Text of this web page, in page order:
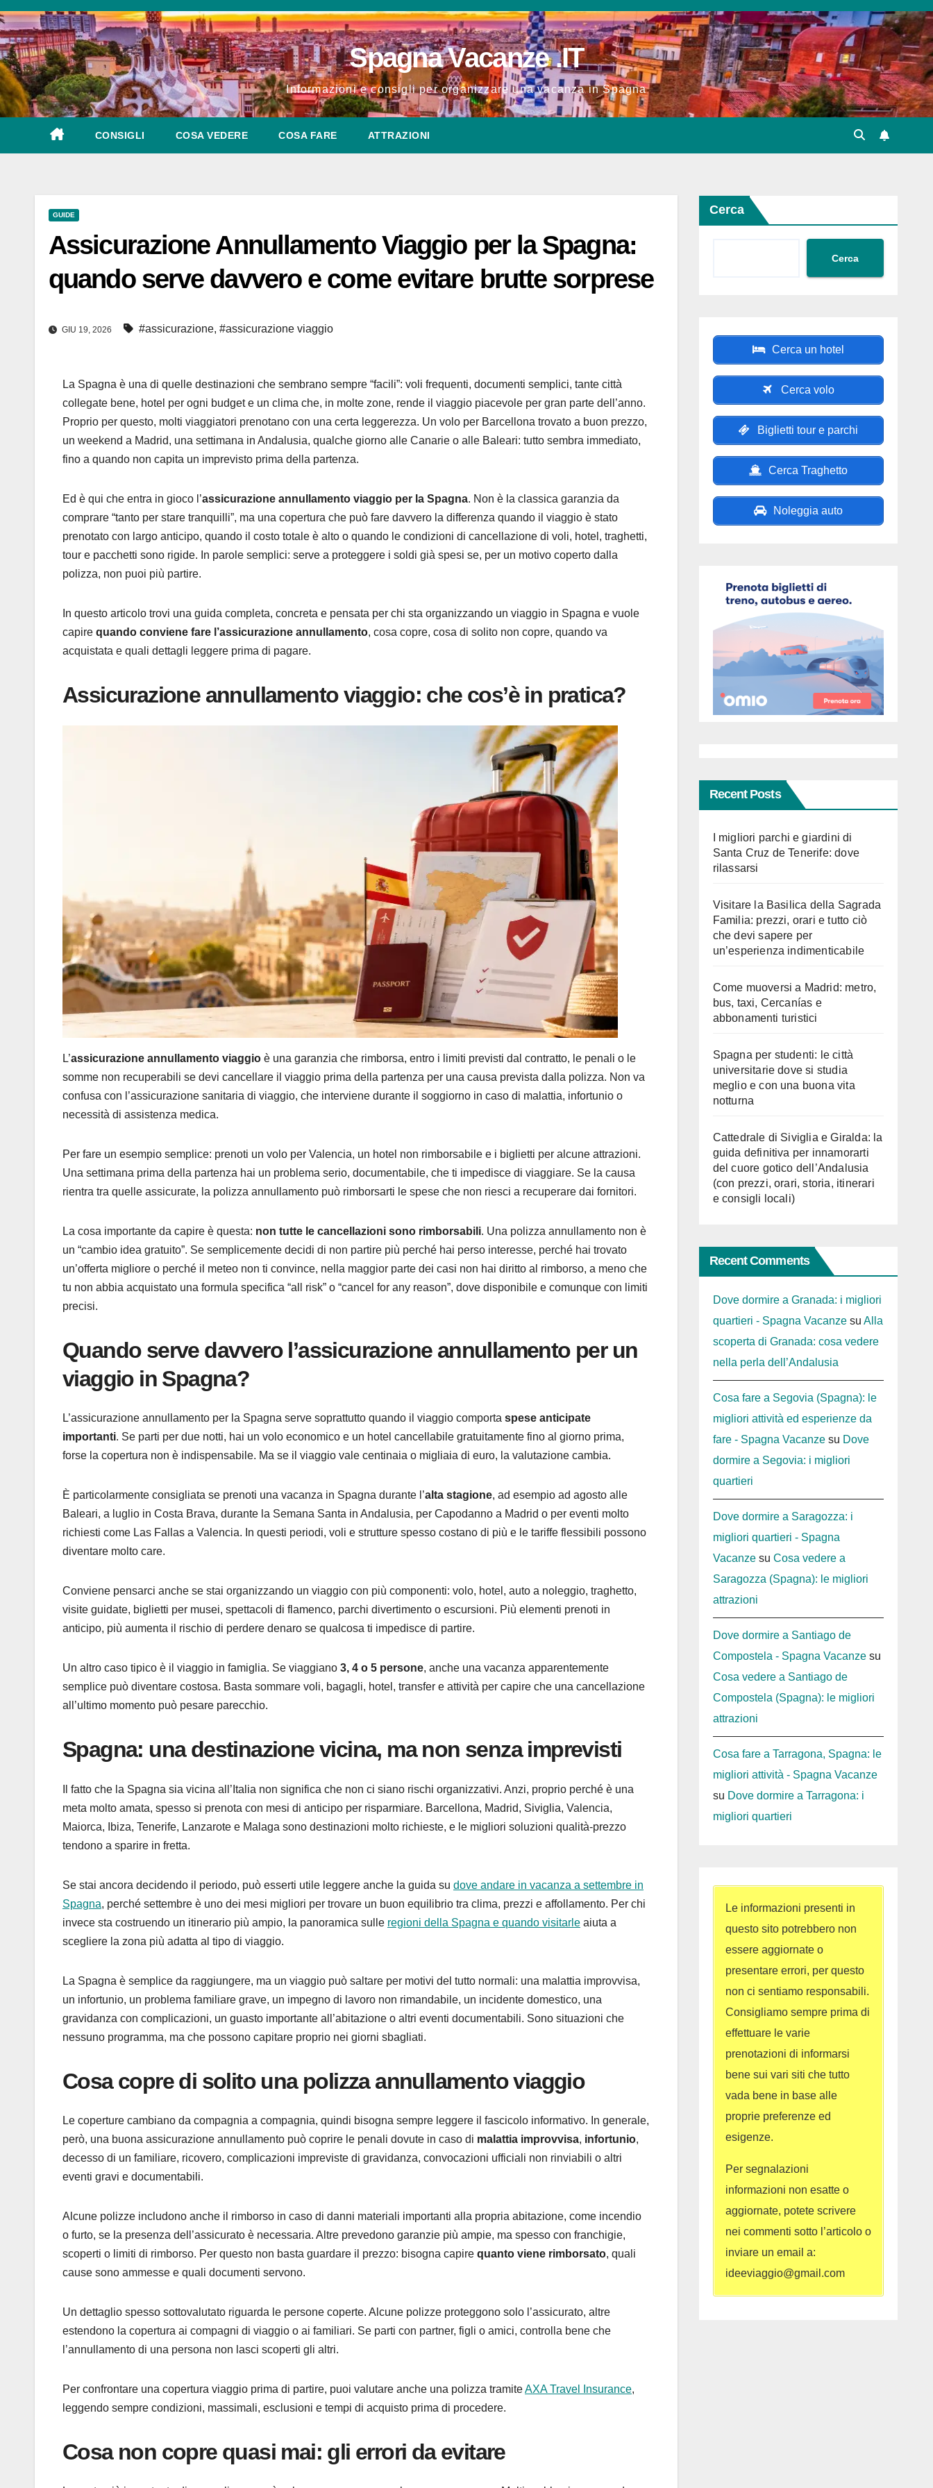
Salta
al
contenuto
Spagna Vacanze .IT
Informazioni e consigli per organizzare una vacanza in Spagna
CONSIGLI COSA VEDERE COSA FARE ATTRAZIONI
GUIDE
Assicurazione Annullamento Viaggio per la Spagna:
quando serve davvero e come evitare brutte sorprese
GIU 19, 2026 #assicurazione, #assicurazione viaggio
La Spagna è una di quelle destinazioni che sembrano sempre “facili”: voli frequenti, documenti semplici, tante città
collegate bene, hotel per ogni budget e un clima che, in molte zone, rende il viaggio piacevole per gran parte dell’anno.
Proprio per questo, molti viaggiatori prenotano con una certa leggerezza. Un volo per Barcellona trovato a buon prezzo,
un weekend a Madrid, una settimana in Andalusia, qualche giorno alle Canarie o alle Baleari: tutto sembra immediato,
fino a quando non capita un imprevisto prima della partenza.
Ed è qui che entra in gioco l’assicurazione annullamento viaggio per la Spagna. Non è la classica garanzia da
comprare “tanto per stare tranquilli”, ma una copertura che può fare davvero la differenza quando il viaggio è stato
prenotato con largo anticipo, quando il costo totale è alto o quando le condizioni di cancellazione di voli, hotel, traghetti,
tour e pacchetti sono rigide. In parole semplici: serve a proteggere i soldi già spesi se, per un motivo coperto dalla
polizza, non puoi più partire.
In questo articolo trovi una guida completa, concreta e pensata per chi sta organizzando un viaggio in Spagna e vuole
capire quando conviene fare l’assicurazione annullamento, cosa copre, cosa di solito non copre, quando va
acquistata e quali dettagli leggere prima di pagare.
Assicurazione annullamento viaggio: che cos’è in pratica?
L’assicurazione annullamento viaggio è una garanzia che rimborsa, entro i limiti previsti dal contratto, le penali o le
somme non recuperabili se devi cancellare il viaggio prima della partenza per una causa prevista dalla polizza. Non va
confusa con l’assicurazione sanitaria di viaggio, che interviene durante il soggiorno in caso di malattia, infortunio o
necessità di assistenza medica.
Per fare un esempio semplice: prenoti un volo per Valencia, un hotel non rimborsabile e i biglietti per alcune attrazioni.
Una settimana prima della partenza hai un problema serio, documentabile, che ti impedisce di viaggiare. Se la causa
rientra tra quelle assicurate, la polizza annullamento può rimborsarti le spese che non riesci a recuperare dai fornitori.
La cosa importante da capire è questa: non tutte le cancellazioni sono rimborsabili. Una polizza annullamento non è
un “cambio idea gratuito”. Se semplicemente decidi di non partire più perché hai perso interesse, perché hai trovato
un’offerta migliore o perché il meteo non ti convince, nella maggior parte dei casi non hai diritto al rimborso, a meno che
tu non abbia acquistato una formula specifica “all risk” o “cancel for any reason”, dove disponibile e comunque con limiti
precisi.
Quando serve davvero l’assicurazione annullamento per un
viaggio in Spagna?
L’assicurazione annullamento per la Spagna serve soprattutto quando il viaggio comporta spese anticipate
importanti. Se parti per due notti, hai un volo economico e un hotel cancellabile gratuitamente fino al giorno prima,
forse la copertura non è indispensabile. Ma se il viaggio vale centinaia o migliaia di euro, la valutazione cambia.
È particolarmente consigliata se prenoti una vacanza in Spagna durante l’alta stagione, ad esempio ad agosto alle
Baleari, a luglio in Costa Brava, durante la Semana Santa in Andalusia, per Capodanno a Madrid o per eventi molto
richiesti come Las Fallas a Valencia. In questi periodi, voli e strutture spesso costano di più e le tariffe flessibili possono
diventare molto care.
Conviene pensarci anche se stai organizzando un viaggio con più componenti: volo, hotel, auto a noleggio, traghetto,
visite guidate, biglietti per musei, spettacoli di flamenco, parchi divertimento o escursioni. Più elementi prenoti in
anticipo, più aumenta il rischio di perdere denaro se qualcosa ti impedisce di partire.
Un altro caso tipico è il viaggio in famiglia. Se viaggiano 3, 4 o 5 persone, anche una vacanza apparentemente
semplice può diventare costosa. Basta sommare voli, bagagli, hotel, transfer e attività per capire che una cancellazione
all’ultimo momento può pesare parecchio.
Spagna: una destinazione vicina, ma non senza imprevisti
Il fatto che la Spagna sia vicina all’Italia non significa che non ci siano rischi organizzativi. Anzi, proprio perché è una
meta molto amata, spesso si prenota con mesi di anticipo per risparmiare. Barcellona, Madrid, Siviglia, Valencia,
Maiorca, Ibiza, Tenerife, Lanzarote e Malaga sono destinazioni molto richieste, e le migliori soluzioni qualità-prezzo
tendono a sparire in fretta.
Se stai ancora decidendo il periodo, può esserti utile leggere anche la guida su dove andare in vacanza a settembre in
Spagna, perché settembre è uno dei mesi migliori per trovare un buon equilibrio tra clima, prezzi e affollamento. Per chi
invece sta costruendo un itinerario più ampio, la panoramica sulle regioni della Spagna e quando visitarle aiuta a
scegliere la zona più adatta al tipo di viaggio.
La Spagna è semplice da raggiungere, ma un viaggio può saltare per motivi del tutto normali: una malattia improvvisa,
un infortunio, un problema familiare grave, un impegno di lavoro non rimandabile, un incidente domestico, una
gravidanza con complicazioni, un guasto importante all’abitazione o altri eventi documentabili. Sono situazioni che
nessuno programma, ma che possono capitare proprio nei giorni sbagliati.
Cosa copre di solito una polizza annullamento viaggio
Le coperture cambiano da compagnia a compagnia, quindi bisogna sempre leggere il fascicolo informativo. In generale,
però, una buona assicurazione annullamento può coprire le penali dovute in caso di malattia improvvisa, infortunio,
decesso di un familiare, ricovero, complicazioni impreviste di gravidanza, convocazioni ufficiali non rinviabili o altri
eventi gravi e documentabili.
Alcune polizze includono anche il rimborso in caso di danni materiali importanti alla propria abitazione, come incendio
o furto, se la presenza dell’assicurato è necessaria. Altre prevedono garanzie più ampie, ma spesso con franchigie,
scoperti o limiti di rimborso. Per questo non basta guardare il prezzo: bisogna capire quanto viene rimborsato, quali
cause sono ammesse e quali documenti servono.
Un dettaglio spesso sottovalutato riguarda le persone coperte. Alcune polizze proteggono solo l’assicurato, altre
estendono la copertura ai compagni di viaggio o ai familiari. Se parti con partner, figli o amici, controlla bene che
l’annullamento di una persona non lasci scoperti gli altri.
Per confrontare una copertura viaggio prima di partire, puoi valutare anche una polizza tramiteAXA Travel Insurance,
leggendo sempre condizioni, massimali, esclusioni e tempi di acquisto prima di procedere.
Cosa non copre quasi mai: gli errori da evitare
Cerca
Cerca
Cerca un hotel
Cerca volo
Biglietti tour e parchi
Cerca Traghetto
Noleggia auto
Recent Posts
I migliori parchi e giardini di
Santa Cruz de Tenerife: dove
rilassarsi
Visitare la Basilica della Sagrada
Familia: prezzi, orari e tutto ciò
che devi sapere per
un’esperienza indimenticabile
Come muoversi a Madrid: metro,
bus, taxi, Cercanías e
abbonamenti turistici
Spagna per studenti: le città
universitarie dove si studia
meglio e con una buona vita
notturna
Cattedrale di Siviglia e Giralda: la
guida definitiva per innamorarti
del cuore gotico dell’Andalusia
(con prezzi, orari, storia, itinerari
e consigli locali)
Recent Comments
Dove dormire a Granada: i migliori
quartieri - Spagna Vacanzesu Alla
scoperta di Granada: cosa vedere
nella perla dell’Andalusia
Cosa fare a Segovia (Spagna): le
migliori attività ed esperienze da
fare - Spagna Vacanzesu Dove
dormire a Segovia: i migliori
quartieri
Dove dormire a Saragozza: i
migliori quartieri - Spagna
Vacanzesu Cosa vedere a
Saragozza (Spagna): le migliori
attrazioni
Dove dormire a Santiago de
Compostela - Spagna Vacanzesu
Cosa vedere a Santiago de
Compostela (Spagna): le migliori
attrazioni
Cosa fare a Tarragona, Spagna: le
migliori attività - Spagna Vacanze
su Dove dormire a Tarragona: i
migliori quartieri
Le informazioni presenti in
questo sito potrebbero non
essere aggiornate o
presentare errori, per questo
non ci sentiamo responsabili.
Consigliamo sempre prima di
effettuare le varie
prenotazioni di informarsi
bene sui vari siti che tutto
vada bene in base alle
proprie preferenze ed
esigenze.
Per segnalazioni
informazioni non esatte o
aggiornate, potete scrivere
nei commenti sotto l’articolo o
inviare un email a:
ideeviaggio@gmail.com